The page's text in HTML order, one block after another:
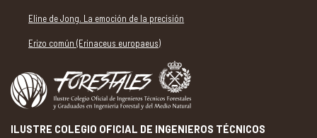
Eline de Jong. La emoción de la precisión
Erizo común (Erinaceus europaeus)
ILUSTRE COLEGIO OFICIAL DE INGENIEROS TÉCNICOS